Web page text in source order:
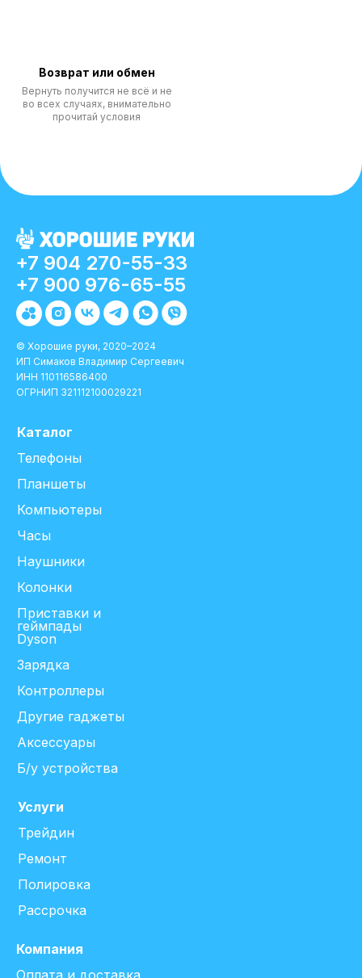
Возврат или обмен
Вернуть получится не всё и не
во всех случаях, внимательно
прочитай условия
Каталог
Услуги
Телефоны
Трейдин
Планшеты
Ремонт
Компьютеры
Полировка
Часы
Рассрочка
Наушники
Колонки
Приставки и
геймпады
Dyson
Зарядка
Контроллеры
Другие гаджеты
Аксессуары
Компания
+7 904 270-55-33
© Хорошие руки, 2020–2024
ИП Симаков Владимир Сергеевич
ИНН 110116586400
ОГРНИП 321112100029221
Б/у устройства
+7 900 976-65-55